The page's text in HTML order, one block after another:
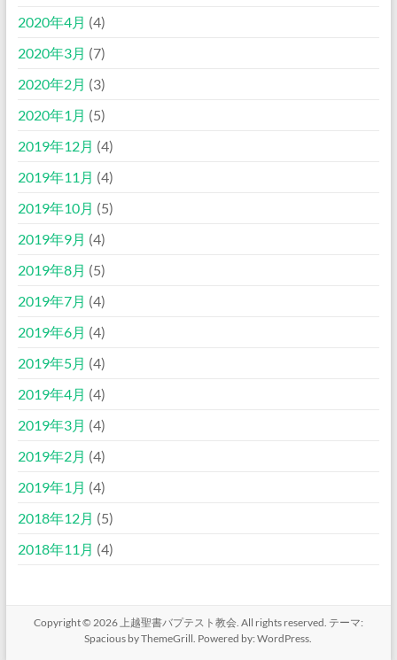
2020年4月 (4)
2020年3月 (7)
2020年2月 (3)
2020年1月 (5)
2019年12月 (4)
2019年11月 (4)
2019年10月 (5)
2019年9月 (4)
2019年8月 (5)
2019年7月 (4)
2019年6月 (4)
2019年5月 (4)
2019年4月 (4)
2019年3月 (4)
2019年2月 (4)
2019年1月 (4)
2018年12月 (5)
2018年11月 (4)
Copyright © 2026上越聖書バプテスト教会. All rights reserved. テーマ:
Spacious by ThemeGrill. Powered by:WordPress.